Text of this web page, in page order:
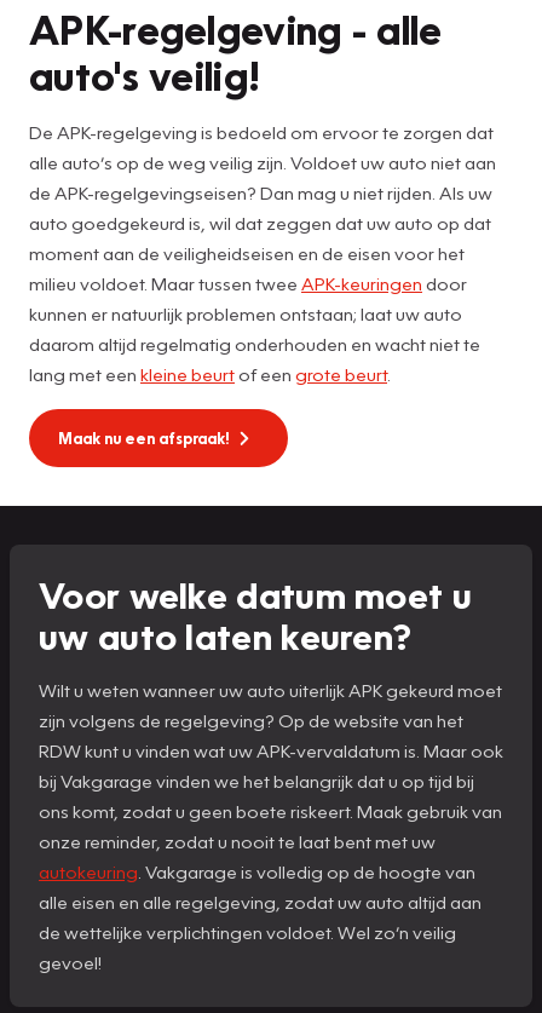
APK-regelgeving - alle
auto's veilig!
De APK-regelgeving is bedoeld om ervoor te zorgen dat
alle auto’s op de weg veilig zijn. Voldoet uw auto niet aan
de APK-regelgevingseisen? Dan mag u niet rijden. Als uw
auto goedgekeurd is, wil dat zeggen dat uw auto op dat
moment aan de veiligheidseisen en de eisen voor het
milieu voldoet. Maar tussen twee APK-keuringen door
kunnen er natuurlijk problemen ontstaan; laat uw auto
daarom altijd regelmatig onderhouden en wacht niet te
lang met een kleine beurtof een grote beurt.
Maak nu een afspraak!
Voor welke datum moet u
uw auto laten keuren?
Wilt u weten wanneer uw auto uiterlijk APK gekeurd moet
zijn volgens de regelgeving? Op de website van het
RDW kunt u vinden wat uw APK-vervaldatum is. Maar ook
bij Vakgarage vinden we het belangrijk dat u op tijd bij
ons komt, zodat u geen boete riskeert. Maak gebruik van
onze reminder, zodat u nooit te laat bent met uw
autokeuring . Vakgarage is volledig op de hoogte van
alle eisen en alle regelgeving, zodat uw auto altijd aan
de wettelijke verplichtingen voldoet. Wel zo’n veilig
gevoel!